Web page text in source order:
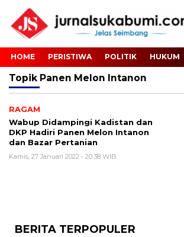
HOME PERISTIWA POLITIK HUKUM
Topik Panen Melon Intanon
RAGAM
Wabup Didampingi Kadistan dan
DKP Hadiri Panen Melon Intanon
dan Bazar Pertanian
Kamis, 27 Januari 2022 - 20:38 WIB
BERITA TERPOPULER